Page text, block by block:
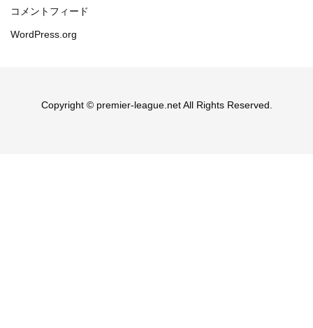
コメントフィード
WordPress.org
Copyright © premier-league.net All Rights Reserved.